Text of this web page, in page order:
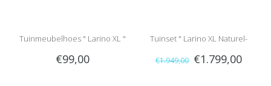
Tuinmeubelhoes " Larino XL "
€99,00
Tuinset " Larino XL Naturel-
Rood "
€1.949,00 €1.799,00